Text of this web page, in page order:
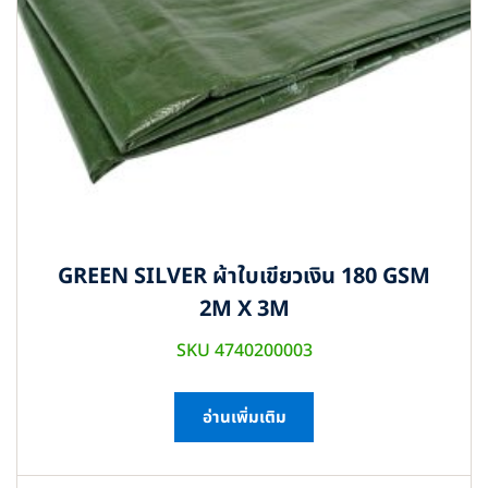
GREEN SILVER ผ้าใบเขียวเงิน 180 GSM
2M X 3M
SKU 4740200003
อ่านเพิ่มเติม